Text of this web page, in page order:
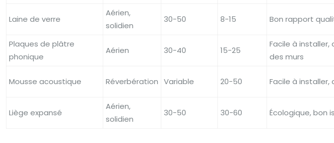
Laine de verre
Aérien,
solidien
30-50 8-15 Bon rapport
Plaques de plâtre
phonique
Aérien 30-40 15-25
Facile à installer,
des murs
Mousse acoustique Réverbération Variable 20-50 Facile à installer,
Liège expansé
Aérien,
solidien
30-50 30-60 Écologique, bon